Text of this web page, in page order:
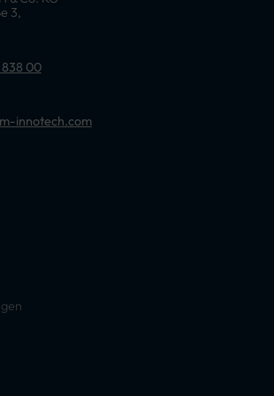
3,
838 00
innotech.com